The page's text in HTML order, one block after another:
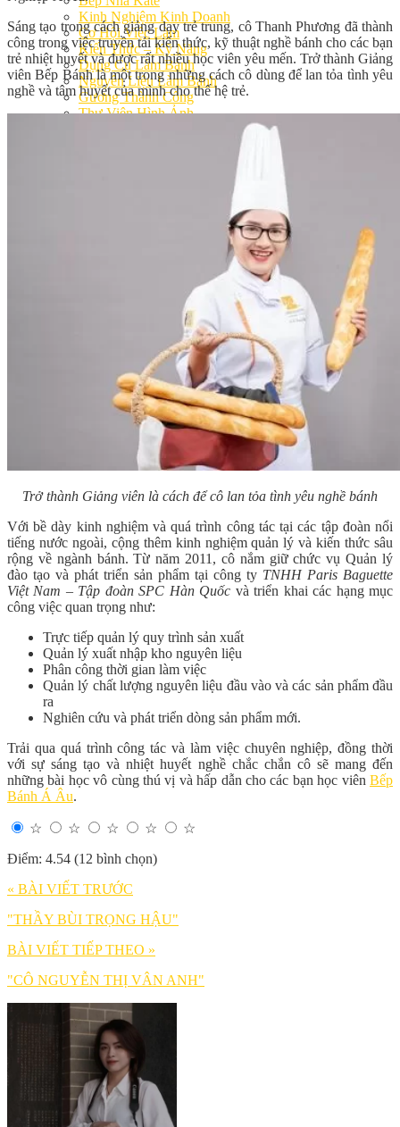
Kinh Nghiệm Kinh Doanh
Cơ Hội Việc Làm
Kiến Thức – Kỹ Năng
Dụng Cụ Làm Bánh
Nguyên Liệu Làm Bánh
Gương Thành Công
Thư Viện Hình Ảnh
Chưa có sản phẩm trong giỏ hàng.
Chưa có sản phẩm trong giỏ hàng.
Sáng tạo trong cách giảng dạy trẻ trung, cô Thanh Phương đã thành
công trong việc truyền tải kiến thức, kỹ thuật nghề bánh cho các bạn
trẻ nhiệt huyết và được rất nhiều học viên yêu mến. Trở thành Giảng
viên Bếp Bánh là một trong những cách cô dùng để lan tỏa tình yêu
nghề và tâm huyết của mình cho thế hệ trẻ.
Trở thành Giảng viên là cách để cô lan tỏa tình yêu nghề bánh
Với bề dày kinh nghiệm và quá trình công tác tại các tập đoàn nổi
tiếng nước ngoài, cộng thêm kinh nghiệm quản lý và kiến thức sâu
rộng về ngành bánh. Từ năm 2011, cô nắm giữ chức vụ Quản lý
đào tạo và phát triển sản phẩm tại công ty TNHH Paris Baguette
Việt Nam – Tập đoàn SPC Hàn Quốc và triển khai các hạng mục
công việc quan trọng như:
Trực tiếp quản lý quy trình sản xuất
Quản lý xuất nhập kho nguyên liệu
Phân công thời gian làm việc
Quản lý chất lượng nguyên liệu đầu vào và các sản phẩm đầu
ra
Nghiên cứu và phát triển dòng sản phẩm mới.
Trải qua quá trình công tác và làm việc chuyên nghiệp, đồng thời
với sự sáng tạo và nhiệt huyết nghề chắc chắn cô sẽ mang đến
những bài học vô cùng thú vị và hấp dẫn cho các bạn học viên Bếp
Bánh Á Âu.
☆ ☆ ☆ ☆
☆
Điểm: 4.54 (12 bình chọn)
« BÀI VIẾT TRƯỚC
"THẦY BÙI TRỌNG HẬU"
BÀI VIẾT TIẾP THEO »
"CÔ NGUYỄN THỊ VÂN ANH"